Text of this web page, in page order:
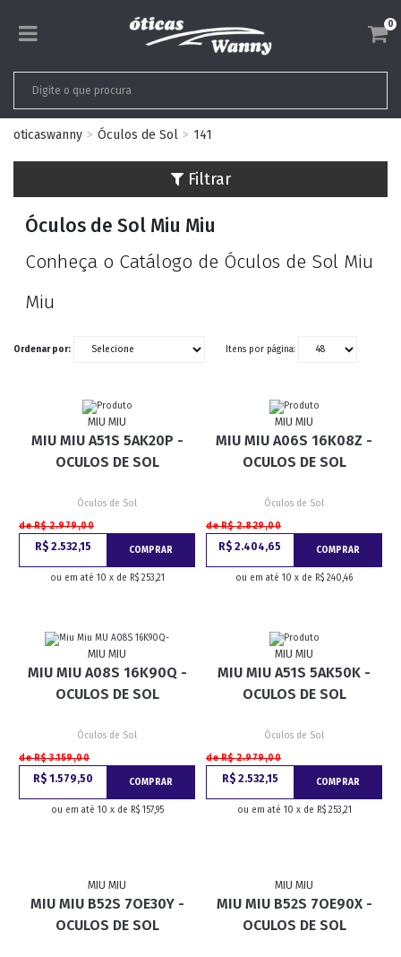
0
oticaswanny Óculos de Sol 141
Filtrar
Óculos de Sol Miu Miu
Conheça o Catálogo de Óculos de Sol Miu
Miu
Ordenar por: Itens por página:
MIU MIU
MIU MIU A51S 5AK20P -
OCULOS DE SOL
Óculos de Sol
de R$ 2.979,00
R$ 2.532,15 COMPRAR
ou em até 10 x de R$ 253,21
MIU MIU
MIU MIU A06S 16K08Z -
OCULOS DE SOL
Óculos de Sol
de R$ 2.829,00
R$ 2.404,65 COMPRAR
ou em até 10 x de R$ 240,46
MIU MIU
MIU MIU A08S 16K90Q -
OCULOS DE SOL
Óculos de Sol
de R$ 3.159,00
R$ 1.579,50 COMPRAR
ou em até 10 x de R$ 157,95
MIU MIU
MIU MIU A51S 5AK50K -
OCULOS DE SOL
Óculos de Sol
de R$ 2.979,00
R$ 2.532,15 COMPRAR
ou em até 10 x de R$ 253,21
MIU MIU
MIU MIU B52S 7OE30Y -
OCULOS DE SOL
MIU MIU
MIU MIU B52S 7OE90X -
OCULOS DE SOL